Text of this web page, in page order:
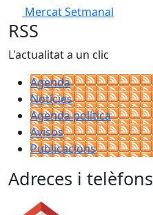
Mercat Setmanal
RSS
L'actualitat a un clic
Agenda
Notícies
Agenda política
Avisos
Publicacions
Adreces i telèfons